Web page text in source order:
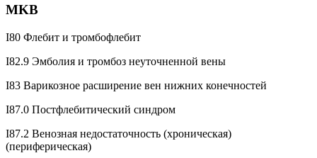
MKB
I80 Флебит и тромбофлебит
I82.9 Эмболия и тромбоз неуточненной вены
I83 Варикозное расширение вен нижних конечностей
I87.0 Постфлебитический синдром
I87.2 Венозная недостаточность (хроническая)
(периферическая)